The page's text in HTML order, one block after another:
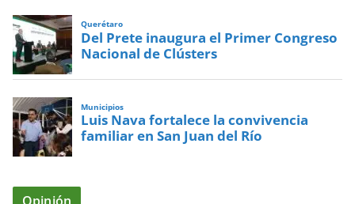
Querétaro
Del Prete inaugura el Primer Congreso
Nacional de Clústers
Municipios
Luis Nava fortalece la convivencia
familiar en San Juan del Río